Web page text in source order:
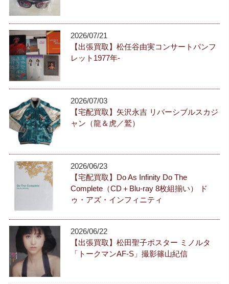
2026/07/21
【出張買取】松任谷由実コンサートパンフ
レット1977年-
2026/07/03
【宅配買取】矢沢永吉 リバーシブルスカジ
ャン（龍＆虎／鷲）
2026/06/23
【宅配買取】Do As Infinity Do The
Complete（CD＋Blu-ray 8枚組揃い） ド
ゥ・アズ・インフィニティ
2026/06/22
【出張買取】松田聖子ポスター ミノルタ
「トークマンAF-S」撮影篠山紀信